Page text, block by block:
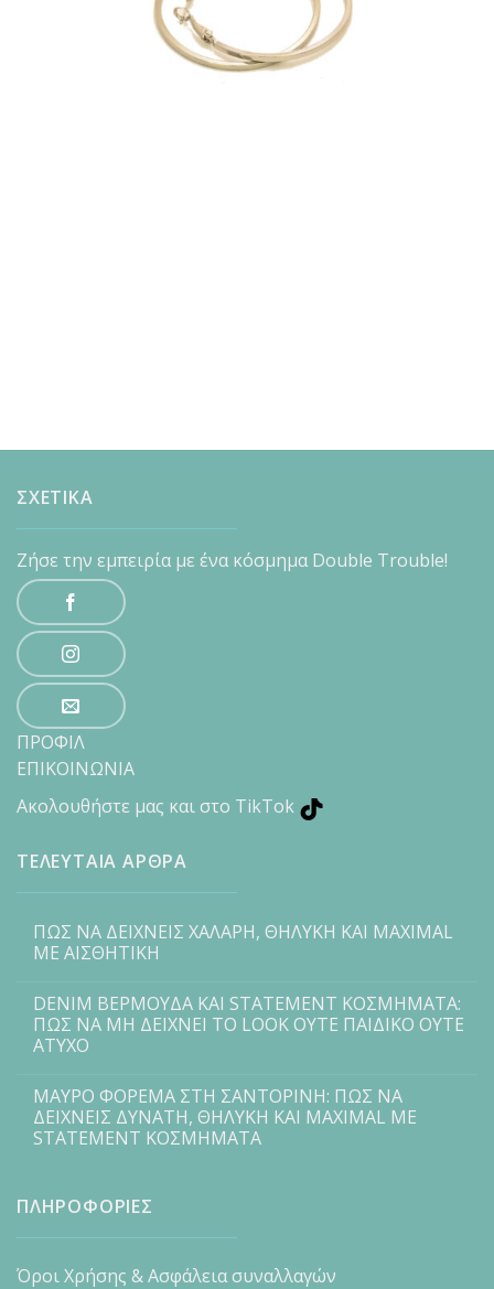
ΣΧΕΤΙΚΑ
Ζήσε την εμπειρία με ένα κόσμημα Double Trouble!
ΠΡΟΦΙΛ
ΕΠΙΚΟΙΝΩΝΙΑ
Ακολουθήστε μας και στο TikTok
ΤΕΛΕΥΤΑΙΑ ΑΡΘΡΑ
ΠΩΣ ΝΑ ΔΕΙΧΝΕΙΣ ΧΑΛΑΡΗ, ΘΗΛΥΚΗ ΚΑΙ MAXIMAL
ΜΕ ΑΙΣΘΗΤΙΚΗ
DENIM ΒΕΡΜΟΥΔΑ ΚΑΙ STATEMENT ΚΟΣΜΗΜΑΤΑ:
ΠΩΣ ΝΑ ΜΗ ΔΕΙΧΝΕΙ ΤΟ LOOK ΟΥΤΕ ΠΑΙΔΙΚΟ ΟΥΤΕ
ΑΤΥΧΟ
ΜΑΥΡΟ ΦΟΡΕΜΑ ΣΤΗ ΣΑΝΤΟΡΙΝΗ: ΠΩΣ ΝΑ
ΔΕΙΧΝΕΙΣ ΔΥΝΑΤΗ, ΘΗΛΥΚΗ ΚΑΙ MAXIMAL ΜΕ
STATEMENT ΚΟΣΜΗΜΑΤΑ
ΠΛΗΡΟΦΟΡΙΕΣ
Όροι Χρήσης & Ασφάλεια συναλλαγών